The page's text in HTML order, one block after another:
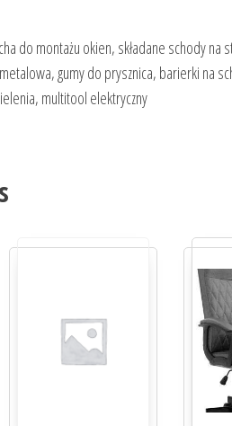
do montażu okien, składane schody na
gumy do prysznica, barierki na
multitool elektryczny